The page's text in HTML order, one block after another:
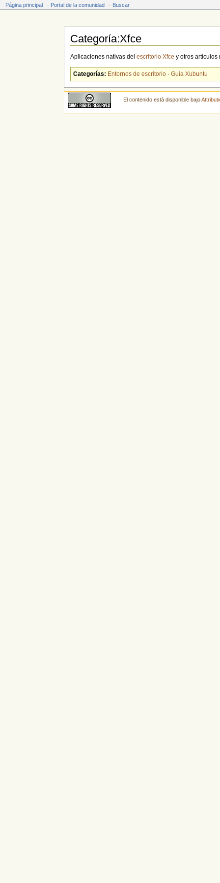
Página principal · Portal de la comunidad · Buscar
Categoría:Xfce
Aplicaciones nativas delescritorio Xfce y otros artículos
Categorías: Entornos de escritorio ·Guía Xubuntu
El contenido está disponible bajo